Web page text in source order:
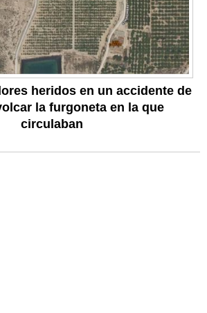
heridos en un accidente de
la furgoneta en la que
circulaban